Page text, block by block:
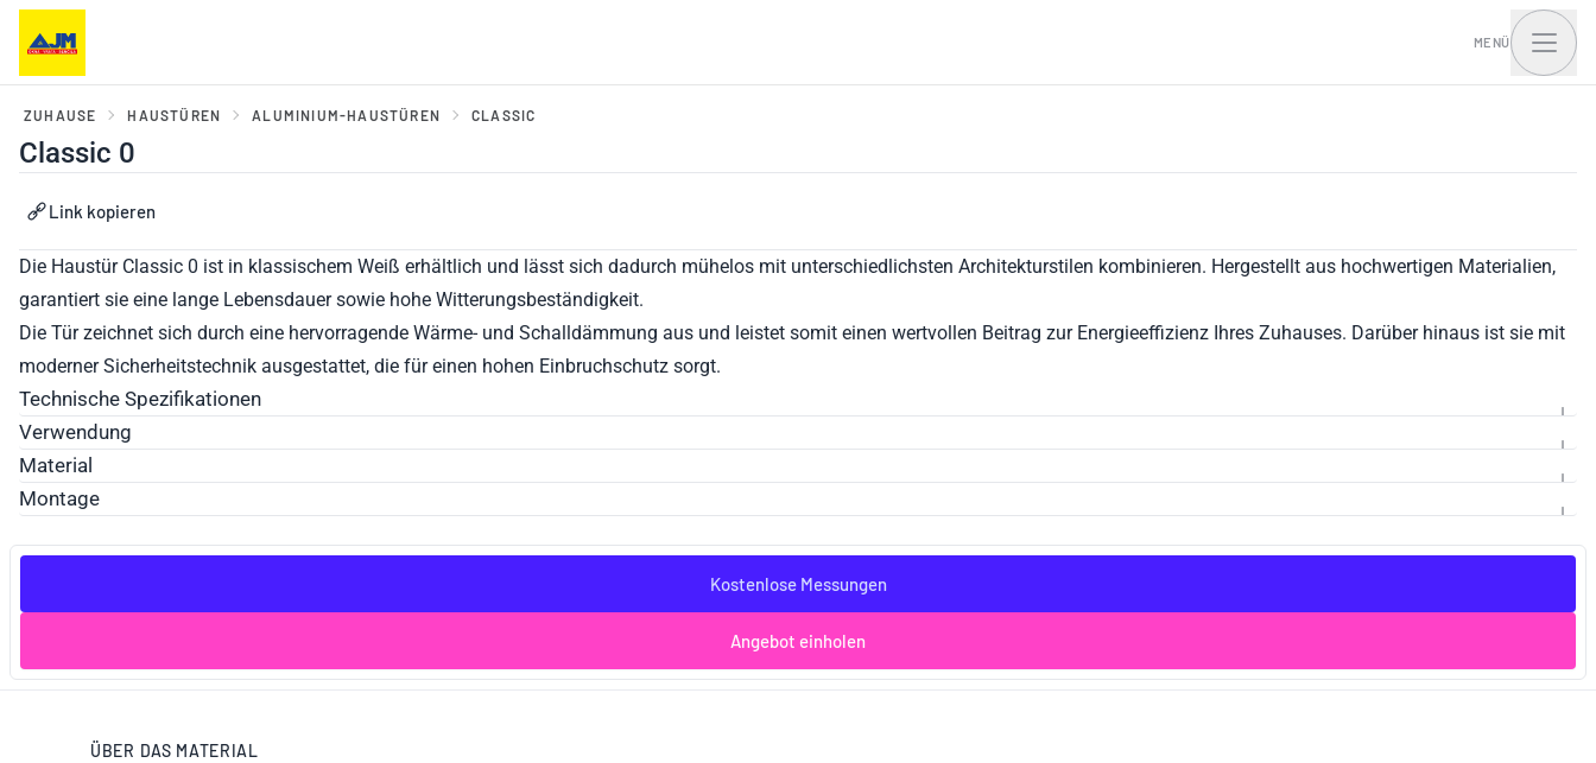
MENÜ
Balkontüren und
ZUHAUSE HAUSTÜREN ALUMINIUM-HAUSTÜREN CLASSIC
Classic 0
Link kopieren
Die Haustür Classic 0 ist in klassischem Weiß erhältlich und lässt sich dadurch mühelos mit unterschiedlichsten Architekturstilen kombinieren. Hergestellt aus hochwertigen Materialien,
garantiert sie eine lange Lebensdauer sowie hohe Witterungsbeständigkeit.
Die Tür zeichnet sich durch eine hervorragende Wärme- und Schalldämmung aus und leistet somit einen wertvollen Beitrag zur Energieeffizienz Ihres Zuhauses. Darüber hinaus ist sie mit
moderner Sicherheitstechnik ausgestattet, die für einen hohen Einbruchschutz sorgt.
Technische Spezifikationen
Verwendung
Material
Montage
Kostenlose Messungen
Angebot einholen
ÜBER DAS MATERIAL